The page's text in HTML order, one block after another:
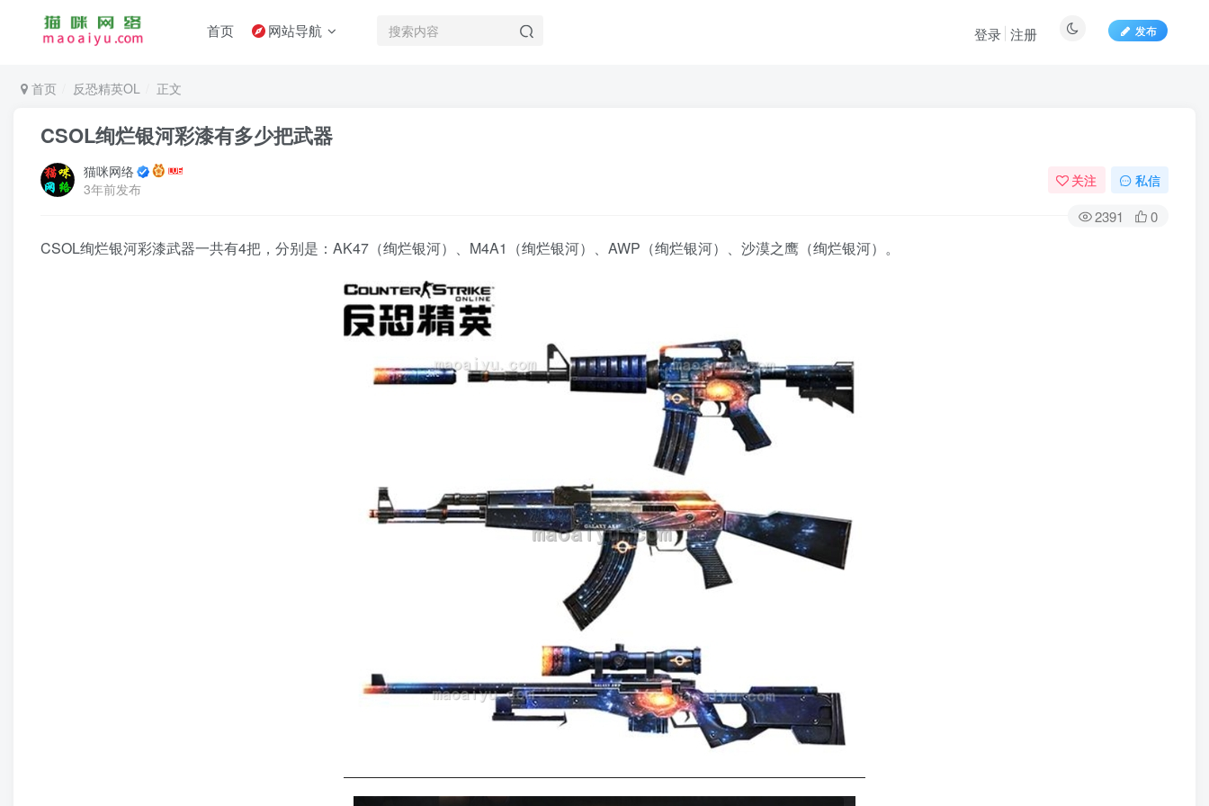
首页 网站导航 发布
登录 注册
首页 反恐精英OL 正文
CSOL绚烂银河彩漆有多少把武器
猫咪网络
3年前发布
关注 私信
2391 0
CSOL绚烂银河彩漆武器一共有4把，分别是：AK47（绚烂银河）、M4A1（绚烂银河）、AWP（绚烂银河）、沙漠之鹰（绚烂银河）。